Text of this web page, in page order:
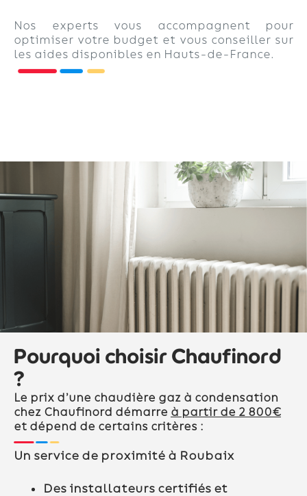
Nos experts vous accompagnent pour
optimiser votre budget et vous conseiller sur
les aides disponibles en Hauts-de-France.
Pourquoi choisir Chaufinord
?
Le prix d’une chaudière gaz à condensation
chez Chaufinord démarre à partir de 2 800€
et dépend de certains critères :
Un service de proximité à Roubaix
Des installateurs certifiés et